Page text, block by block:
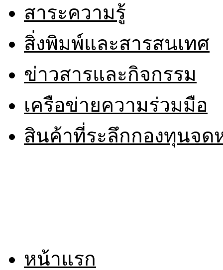
สาระความรู้
สิ่งพิมพ์และสารสนเทศ
ข่าวสารและกิจกรรม
เครือข่ายความร่วมมือ
สินค้าที่ระลึกกองทุนจ
หน้าแรก